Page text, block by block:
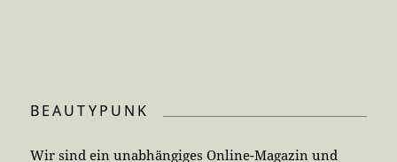
BEAUTYPUNK
Wir sind ein unabhängiges Online-Magazin und